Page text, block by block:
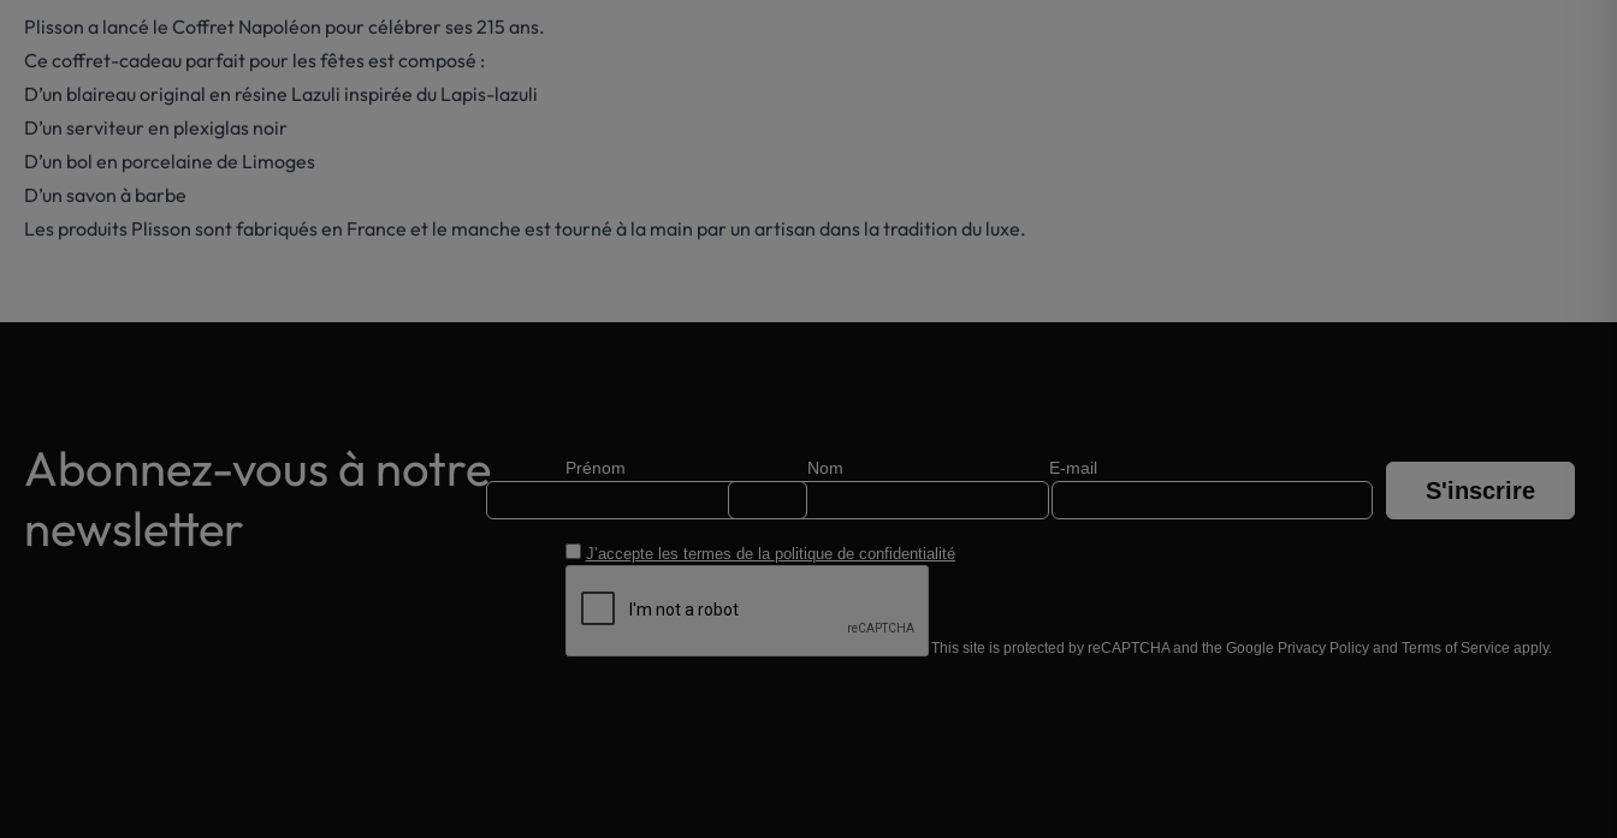
Plisson a lancé le Coffret Napoléon pour célébrer ses 215 ans.
Ce coffret-cadeau parfait pour les fêtes est composé :
D’un blaireau original en résine Lazuli inspirée du Lapis-lazuli
D’un serviteur en plexiglas noir
D’un bol en porcelaine de Limoges
D’un savon à barbe
Les produits Plisson sont fabriqués en France et le manche est tourné à la main par un artisan dans la tradition du luxe.
Abonnez-vous à notre
newsletter
Prénom Nom E-mail
S'inscrire
J’accepte les termes de la politique de confidentialité
This site is protected by reCAPTCHA and the Google Privacy Policyand Terms of Service apply.